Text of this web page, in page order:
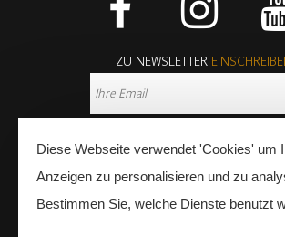
ZU NEWSLETTER
PRESSE
Diese Webseite verwendet 'Cookies' um
Anzeigen zu personalisieren und zu
Bestimmen Sie, welche Dienste benutzt